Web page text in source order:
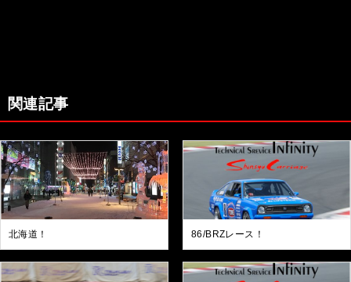
関連記事
北海道！ 86/BRZレース！